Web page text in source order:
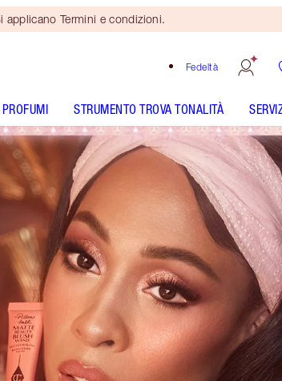
applicano Termini e condizioni.
Fedeltà
PROFUMI STRUMENTO TROVA TONALITÀ